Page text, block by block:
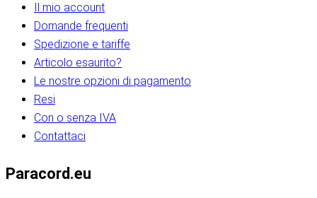
Il mio account
Domande frequenti
Spedizione e tariffe
Articolo esaurito?
Le nostre opzioni di pagamento
Resi
Con o senza IVA
Contattaci
Paracord.eu